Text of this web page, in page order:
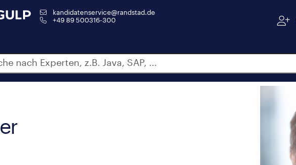
kandidatenservice@randstad.de
+49 89 500316-300